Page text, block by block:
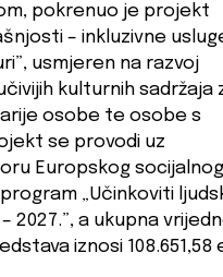
pokrenuo je projekt
– inkluzivne
usmjeren na razvoj
kulturnih sadržaja
osobe te osobe s
se provodi uz
Europskog socijalnog
„Učinkoviti
2027.”, a ukupna
iznosi 108.651,58